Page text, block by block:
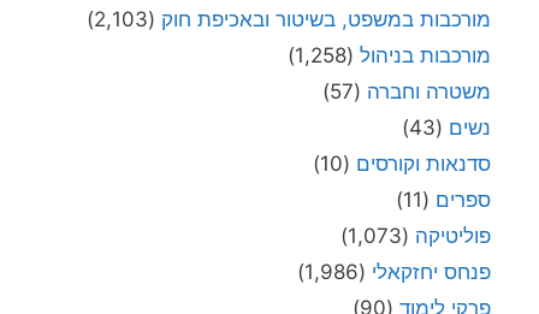
מורכבות במשפט, בשיטור ובאכיפת חוק (2,103)
מורכבות בניהול (1,258)
משטרה וחברה (57)
נשים (43)
סדנאות וקורסים (10)
ספרים (11)
פוליטיקה (1,073)
פנחס יחזקאלי (1,986)
פרקי לימוד (90)